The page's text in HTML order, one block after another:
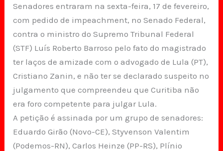
Senadores entraram na sexta-feira, 17 de fevereiro,
com pedido de impeachment, no Senado Federal,
contra o ministro do Supremo Tribunal Federal
(STF) Luís Roberto Barroso pelo fato do magistrado
ter laços de amizade com o advogado de Lula (PT),
Cristiano Zanin, e não ter se declarado suspeito no
julgamento que compreendeu que Curitiba não
era foro competente para julgar Lula.
A petição é assinada por um grupo de senadores:
Eduardo Girão (Novo-CE), Styvenson Valentim
(Podemos-RN), Carlos Heinze (PP-RS), Plínio